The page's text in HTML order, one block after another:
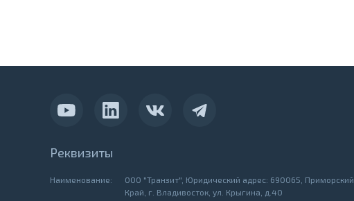
Реквизиты
Наименование:
ООО "Транзит", Юридический адрес: 690065, Приморский
Край, г. Владивосток, ул. Крыгина, д.40